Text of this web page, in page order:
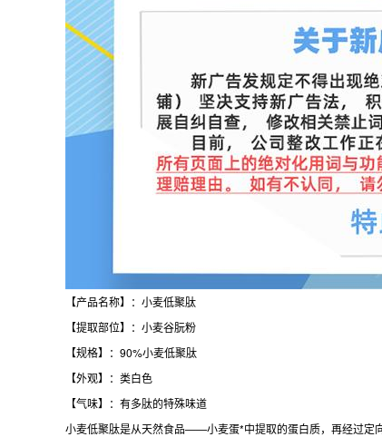
【产品名称】：小麦低聚肽
【提取部位】：小麦谷朊粉
【规格】：90%小麦低聚肽
【外观】：类白色
【气味】：有多肽的特殊味道
小麦低聚肽是从天然食品——小麦蛋*中提取的蛋白质，再经过定